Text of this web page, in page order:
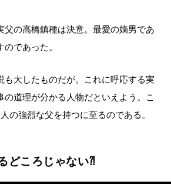
父の高橋鎮種は決意。最愛の嫡男であ
であった。
も大したものだが。これに呼応する実
の道理が分かる人物だといえよう。こ
の強烈な父を持つに至るのである。
どころじゃない⁈